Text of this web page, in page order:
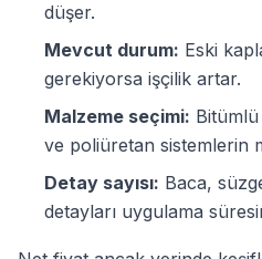
düşer.
Mevcut durum: Eski
gerekiyorsa işçilik artar.
Malzeme seçimi:
ve poliüretan sistemlerin
Detay sayısı: Baca,
detayları uygulama